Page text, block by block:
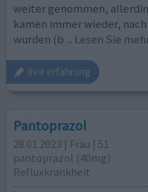
weiter genommen,
kamen immer wieder,
wurden (b ... Lesen Sie
ihre erfahrung
Pantoprazol
28.01.2023 | Frau | 51
pantoprazol (40mg)
Refluxkrankheit